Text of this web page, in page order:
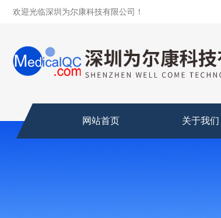
欢迎光临深圳为尔康科技有限公司！
网站首页 关于我们